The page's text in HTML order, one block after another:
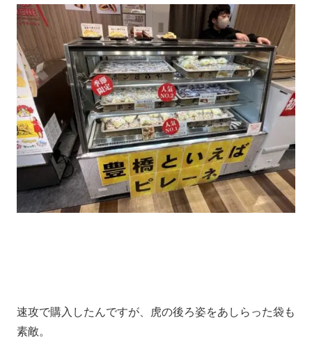
速攻で購入したんですが、虎の後ろ姿をあしらった袋も
素敵。